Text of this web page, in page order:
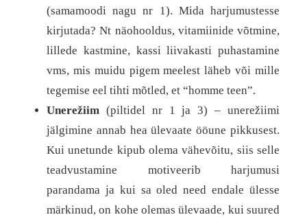
(samamoodi nagu nr 1). Mida harjumustesse
kirjutada? Nt näohooldus, vitamiinide võtmine,
lillede kastmine, kassi liivakasti puhastamine
vms, mis muidu pigem meelest läheb või mille
tegemise eel tihti mõtled, et “homme teen”.
Unerežiim (piltidel nr 1 ja 3) – unerežiimi
jälgimine annab hea ülevaate ööune pikkusest.
Kui unetunde kipub olema vähevõitu, siis selle
teadvustamine motiveerib harjumusi
parandama ja kui sa oled need endale ülesse
märkinud, on kohe olemas ülevaade, kui suured